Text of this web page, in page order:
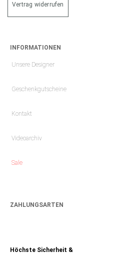
Vertrag widerrufen
INFORMATIONEN
Unsere Designer
Geschenkgutscheine
Kontakt
Videoarchiv
Sale
ZAHLUNGSARTEN
Höchste Sicherheit &